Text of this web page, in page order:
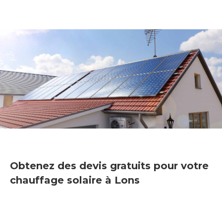
Obtenez des devis gratuits pour votre
chauffage solaire à Lons